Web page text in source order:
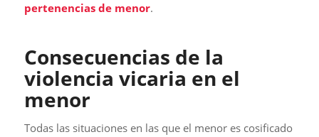
pertenencias de menor.
Consecuencias de la
violencia vicaria en el
menor
Todas las situaciones en las que el menor es cosificado